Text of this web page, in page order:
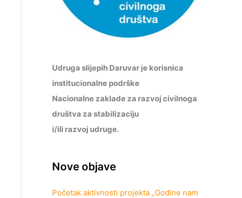
Udruga slijepih Daruvar je korisnica
institucionalne podrške
Nacionalne zaklade za razvoj civilnoga
društva za stabilizaciju
i/ili razvoj udruge.
Nove objave
Početak aktivnosti projekta „Godine nam